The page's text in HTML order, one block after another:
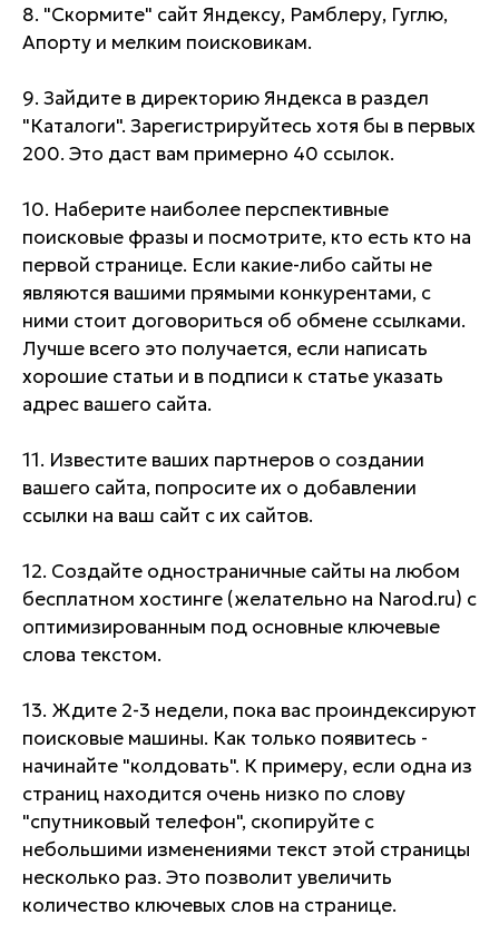
8. "Скормите" сайт Яндексу, Рамблеру, Гуглю,
Апорту и мелким поисковикам.
9. Зайдите в директорию Яндекса в раздел
"Каталоги". Зарегистрируйтесь хотя бы в первых
200. Это даст вам примерно 40 ссылок.
10. Наберите наиболее перспективные
поисковые фразы и посмотрите, кто есть кто на
первой странице. Если какие-либо сайты не
являются вашими прямыми конкурентами, с
ними стоит договориться об обмене ссылками.
Лучше всего это получается, если написать
хорошие статьи и в подписи к статье указать
адрес вашего сайта.
11. Известите ваших партнеров о создании
вашего сайта, попросите их о добавлении
ссылки на ваш сайт с их сайтов.
12. Создайте одностраничные сайты на любом
бесплатном хостинге (желательно на Narod.ru) с
оптимизированным под основные ключевые
слова текстом.
13. Ждите 2-3 недели, пока вас проиндексируют
поисковые машины. Как только появитесь -
начинайте "колдовать". К примеру, если одна из
страниц находится очень низко по слову
"спутниковый телефон", скопируйте с
небольшими изменениями текст этой страницы
несколько раз. Это позволит увеличить
количество ключевых слов на странице.